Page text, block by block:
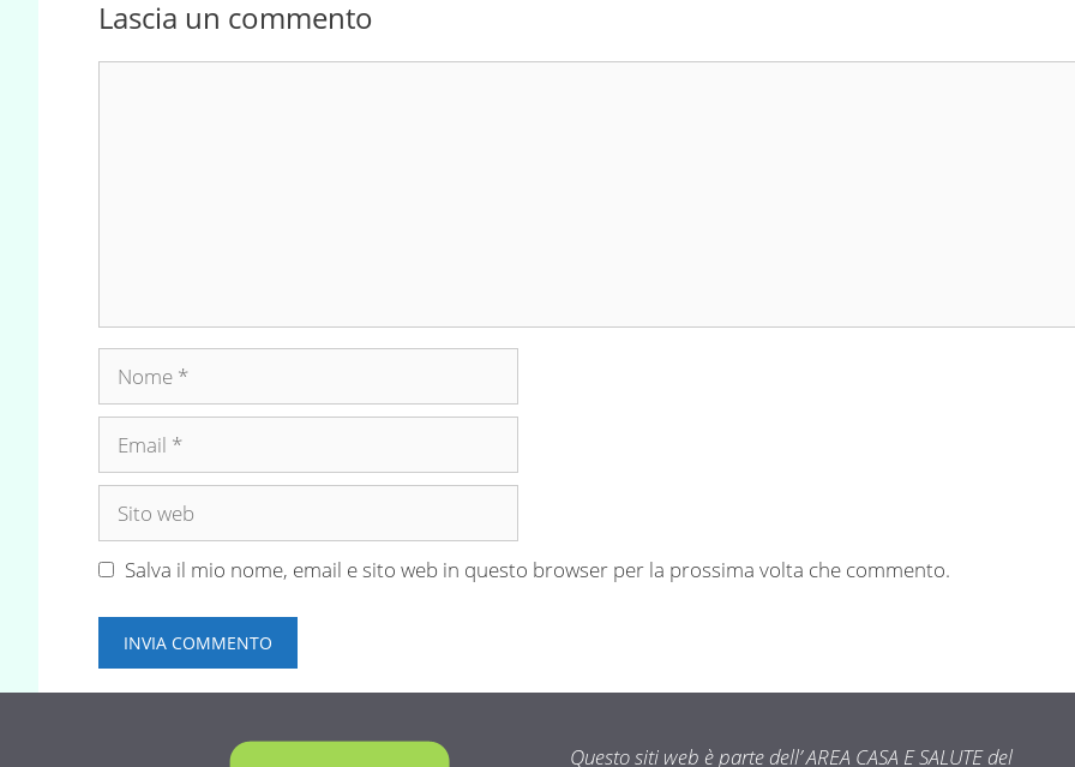
Lascia un commento
Nome
Email
Sito
Salva il mio nome, email e sito web in questo browser per la prossima volta che commento.
Questo siti web è parte dell’ AREA CASA E SALUTE del